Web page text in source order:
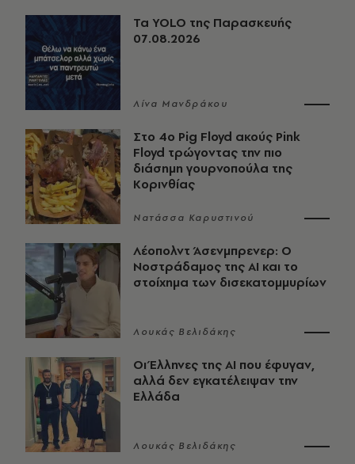
Τα YOLO της Παρασκευής
07.08.2026
Λίνα Μανδράκου
Στο 4ο Pig Floyd ακούς Pink
Floyd τρώγοντας την πιο
διάσημη γουρνοπούλα της
Κορινθίας
Νατάσσα Καρυστινού
Λέοπολντ Άσενμπρενερ: Ο
Νοστράδαμος της AI και το
στοίχημα των δισεκατομμυρίων
Λουκάς Βελιδάκης
Οι Έλληνες της ΑΙ που έφυγαν,
αλλά δεν εγκατέλειψαν την
Ελλάδα
Λουκάς Βελιδάκης